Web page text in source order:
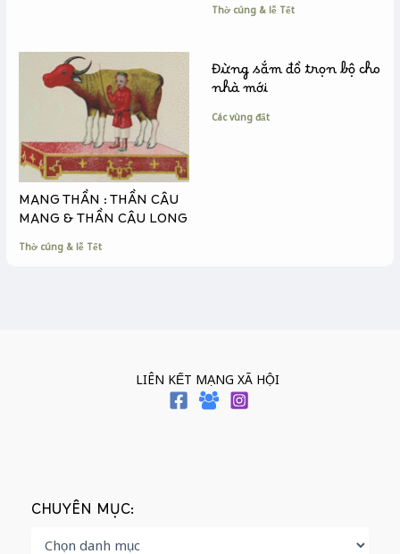
Thờ cúng & lễ Tết
MANG THẦN : THẦN CÂU
MANG & THẦN CÂU LONG
Thờ cúng & lễ Tết
Đừng sắm đồ trọn bộ cho
nhà mới
Các vùng đất
LIÊN KẾT MẠNG XÃ HỘI
CHUYÊN MỤC: